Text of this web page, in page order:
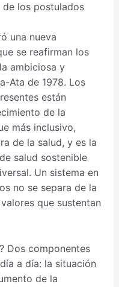
los postulados
una nueva
se reafirman los
ambiciosa y
Ata de 1978. Los
están
de la
más inclusivo,
de la salud, y es la
salud sostenible
Un sistema en
no se separa de la
que sustentan
Dos componentes
a día: la situación
de la